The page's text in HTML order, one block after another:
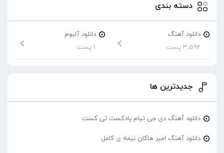
دسته بندی
دانلود آهنگ
3,592 پست
دانلود آلبوم
1 پست
جدیدترین ها
دانلود آهنگ دی جی تیام پادکست تی کست
دانلود آهنگ امیر هاکان نیمه ی کامل